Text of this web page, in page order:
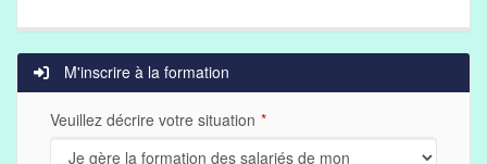
M'inscrire à la formation
Veuillez décrire votre situation